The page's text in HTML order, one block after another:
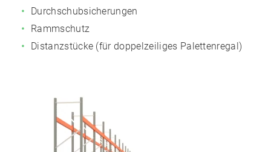
Durchschubsicherungen
Rammschutz
Distanzstücke (für doppelzeiliges Palettenregal)